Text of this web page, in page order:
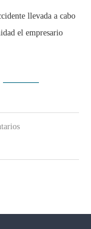
llevada a cabo
el empresario